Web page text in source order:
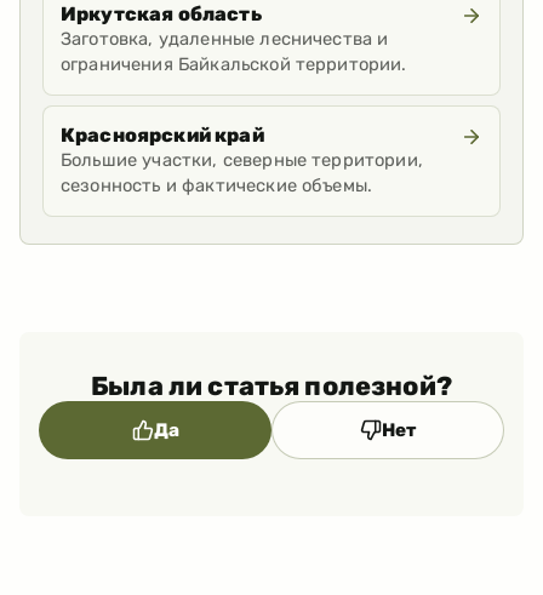
Иркутская область
Заготовка, удаленные лесничества и
ограничения Байкальской территории.
Красноярский край
Большие участки, северные территории,
сезонность и фактические объемы.
Была ли статья полезной?
Да Нет